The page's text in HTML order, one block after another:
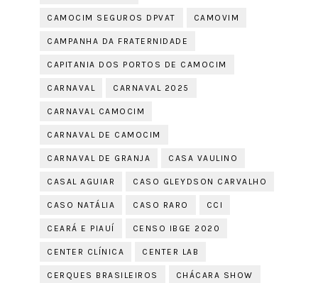
CAMOCIM SEGUROS DPVAT CAMOVIM
CAMPANHA DA FRATERNIDADE
CAPITANIA DOS PORTOS DE CAMOCIM
CARNAVAL CARNAVAL 2025
CARNAVAL CAMOCIM
CARNAVAL DE CAMOCIM
CARNAVAL DE GRANJA CASA VAULINO
CASAL AGUIAR CASO GLEYDSON CARVALHO
CASO NATÁLIA CASO RARO CCI
CEARÁ E PIAUÍ CENSO IBGE 2020
CENTER CLÍNICA CENTER LAB
CERQUES BRASILEIROS CHÁCARA SHOW